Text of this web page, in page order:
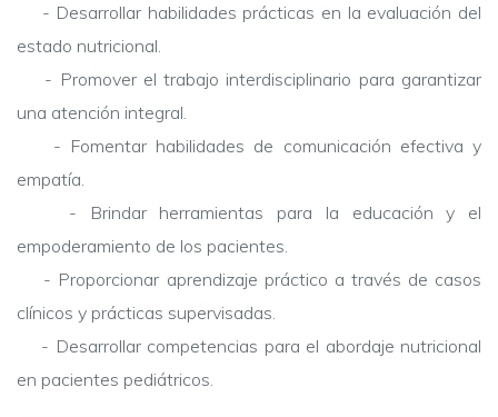
- Desarrollar habilidades prácticas en la evaluación del
estado nutricional.
- Promover el trabajo interdisciplinario para garantizar
una atención integral.
- Fomentar habilidades de comunicación efectiva y
empatía.
- Brindar herramientas para la educación y el
empoderamiento de los pacientes.
- Proporcionar aprendizaje práctico a través de casos
clínicos y prácticas supervisadas.
- Desarrollar competencias para el abordaje nutricional
en pacientes pediátricos.